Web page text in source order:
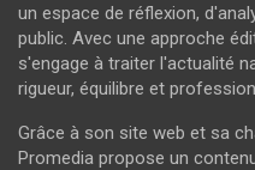
un espace de réflexion,
public. Avec une approche
s'engage à traiter l'actualité
rigueur, équilibre et
Grâce à son site web et sa
Promedia propose un